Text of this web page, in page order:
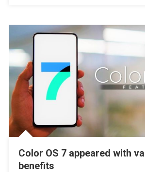
Color OS 7 appeared with
benefits